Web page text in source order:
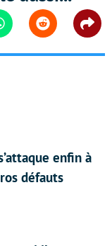
Reddit
enfin à
défauts